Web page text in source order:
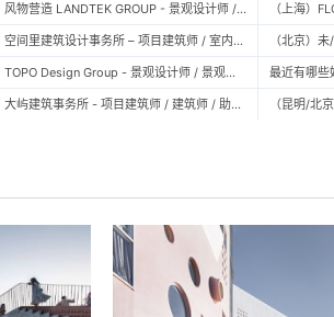
（广州）风物营造 LANDTEK GROUP - 景观设计师 / 植物设计师 / 品牌运营 / 实习生
（上海）空间里建筑设计事务所 – 项目建筑师 / 室内设计师 / 实习生（建筑/室内）
（上海）TOPO Design Group - 景观设计师 / 景观后期设计师 / 景观实习生
（北京）大屿建筑事务所 - 项目建筑师 / 建筑师 / 助理建筑师 / 实习建筑师
最近有哪些